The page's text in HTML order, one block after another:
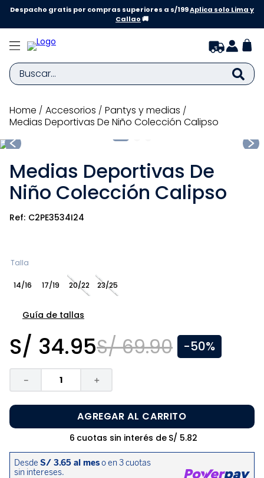
Despacho gratis por compras superiores a s/199Aplica solo Lima y
Callao🚚
Buscar...
accesorios
pantys y medias
Medias Deportivas De Niño Colección Calipso
Medias Deportivas De
Niño Colección Calipso
C2PE3534I24
Talla
14/16 17/19 20/22 23/25
Guía de tallas
S/ 34.95S/ 69.90 -50%
＋
－
AGREGAR AL CARRITO
6 cuotas sin interés de S/ 5.82
TÉRMINOS MÁS BUSCADOS
1.
zapatillas niña
2.
3
medias
4.
sandalias
pijama
sandalias niño